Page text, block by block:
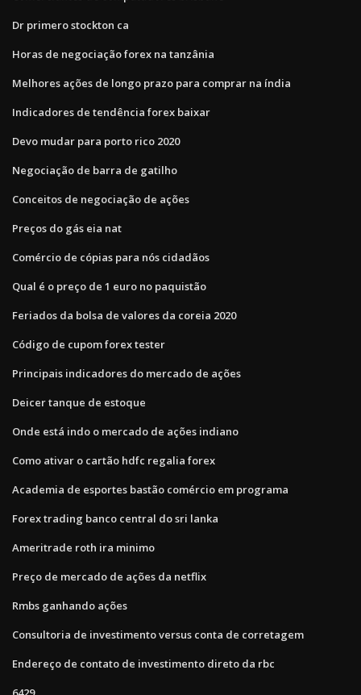
Dr primero stockton ca
Horas de negociação forex na tanzânia
Melhores ações de longo prazo para comprar na índia
Indicadores de tendência forex baixar
Devo mudar para porto rico 2020
Negociação de barra de gatilho
Conceitos de negociação de ações
Preços do gás eia nat
Comércio de cópias para nós cidadãos
Qual é o preço de 1 euro no paquistão
Feriados da bolsa de valores da coreia 2020
Código de cupom forex tester
Principais indicadores do mercado de ações
Deicer tanque de estoque
Onde está indo o mercado de ações indiano
Como ativar o cartão hdfc regalia forex
Academia de esportes bastão comércio em programa
Forex trading banco central do sri lanka
Ameritrade roth ira minimo
Preço de mercado de ações da netflix
Rmbs ganhando ações
Consultoria de investimento versus conta de corretagem
Endereço de contato de investimento direto da rbc